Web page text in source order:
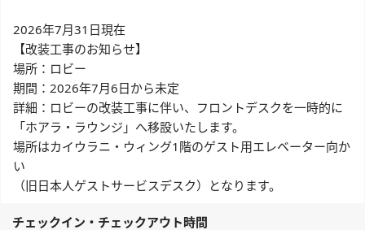
2026年7月31日現在
【改装工事のお知らせ】
場所：ロビー
期間：2026年7月6日から未定
詳細：ロビーの改装工事に伴い、フロントデスクを一時的に
「ホアラ・ラウンジ」へ移設いたします。
場所はカイウラニ・ウィング1階のゲスト用エレベーター向か
い
（旧日本人ゲストサービスデスク）となります。
チェックイン・チェックアウト時間